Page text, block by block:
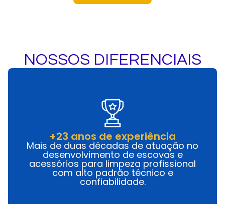
NOSSOS DIFERENCIAIS
+23 anos de experiência
Mais de duas décadas de atuação no
desenvolvimento de escovas e
acessórios para limpeza profissional
com alto padrão técnico e
confiabilidade.